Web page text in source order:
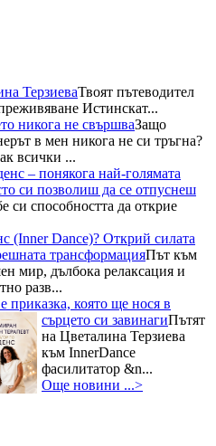
ТерзиеваТвоят пътеводител
Истинскат...
никога не свършваЗащо
в мен никога не си тръгна?
всички ...
– понякога най-голямата
си позволиш да се отпуснеш
си способността да открие
(Inner Dance)? Открий силата
трансформацияПът към
мир, дълбока релаксация и
разв...
приказка, която ще нося в
сърцето си завинагиПътят
на Цветалина Терзиева
към InnerDance
фасилитатор &n...
Още новини ...>